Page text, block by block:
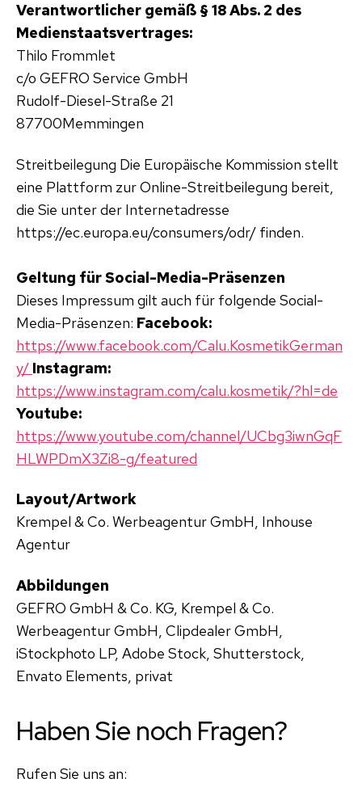
Verantwortlicher gemäß § 18 Abs. 2 des
Medienstaatsvertrages:
Thilo Frommlet
c/o GEFRO Service GmbH
Rudolf-Diesel-Straße 21
87700Memmingen
Streitbeilegung Die Europäische Kommission stellt
eine Plattform zur Online-Streitbeilegung bereit,
die Sie unter der Internetadresse
https://ec.europa.eu/consumers/odr/ finden.
Geltung für Social-Media-Präsenzen
Dieses Impressum gilt auch für folgende Social-
Media-Präsenzen: Facebook:
https://www.facebook.com/Calu.KosmetikGerman
y/ Instagram:
https://www.instagram.com/calu.kosmetik/?hl=de
Youtube:
https://www.youtube.com/channel/UCbg3iwnGqF
HLWPDmX3Zi8-g/featured
Layout/Artwork
Krempel & Co. Werbeagentur GmbH, Inhouse
Agentur
Abbildungen
GEFRO GmbH & Co. KG, Krempel & Co.
Werbeagentur GmbH, Clipdealer GmbH,
iStockphoto LP, Adobe Stock, Shutterstock,
Envato Elements, privat
Haben Sie noch Fragen?
Rufen Sie uns an: